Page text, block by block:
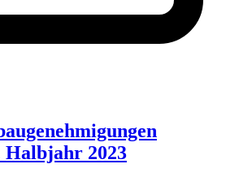
Halbjahr 2023